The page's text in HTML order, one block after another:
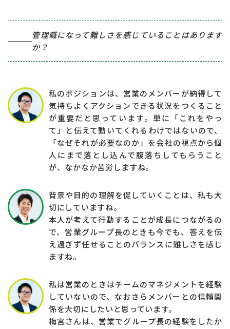
管理職になって難しさを感じていることはあります
か？
私のポジションは、営業のメンバーが納得して
気持ちよくアクションできる状況をつくること
が重要だと思っています。単に「これをやっ
て」と伝えて動いてくれるわけではないので、
「なぜそれが必要なのか」を会社の視点から個
人にまで落とし込んで腹落ちしてもらうこと
が、なかなか苦労しますね。
背景や目的の理解を促していくことは、私も大
切にしていますね。
本人が考えて行動することが成長につながるの
で、営業グループ長のときも今でも、答えを伝
え過ぎず任せることのバランスに難しさを感じ
ますね。
私は営業のときはチームのマネジメントを経験
していないので、なおさらメンバーとの信頼関
係を大切にしたいと思っています。
梅宮さんは、営業でグループ長の経験をしたか